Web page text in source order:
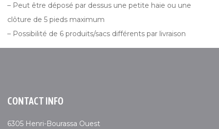
– Peut être déposé par dessus une petite haie ou une
clôture de 5 pieds maximum
– Possibilité de 6 produits/sacs différents par livraison
CONTACT INFO
6305 Henri-Bourassa Ouest